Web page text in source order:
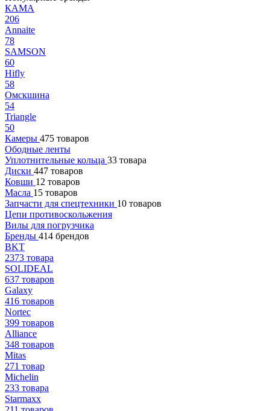
КАМА
206
Annaite
78
SAMSON
60
Hifly
58
Омскшина
54
Triangle
50
Камеры 475 товаров
Ободные ленты
Уплотнительные кольца 33 товара
Диски 447 товаров
Ковши 12 товаров
Масла 15 товаров
Запчасти для спецтехники 10 товаров
Цепи противоскольжения
Вилы для погрузчика
Бренды 414 брендов
BKT
2373 товара
SOLIDEAL
637 товаров
Galaxy
416 товаров
Nortec
399 товаров
Alliance
348 товаров
Mitas
271 товар
Michelin
233 товара
Starmaxx